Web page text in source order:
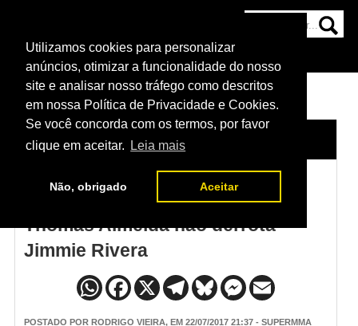
Utilizamos cookies para personalizar
anúncios, otimizar a funcionalidade do nosso
site e analisar nosso tráfego como descritos
em nossa Política de Privacidade e Cookies.
Se você concorda com os termos, por favor
clique em aceitar.
Leia mais
Não, obrigado Aceitar
NOTÍCIAS
HOME NOTÍCIAS
Resultado UFC on Fox 25:
Thomas Almeida não derrota
Jimmie Rivera
POSTADO POR RODRIGO VIEIRA, EM 22/07/2017 21:37 - SUPERMMA